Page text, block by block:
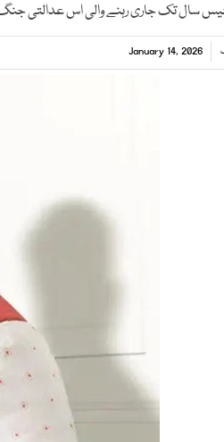
سال تک جاری رہنے والی اس عدالتی
January 14, 2026